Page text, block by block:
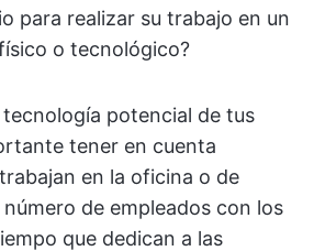
para realizar su trabajo en un
o tecnológico?
potencial de tus
tener en cuenta
en la oficina o de
de empleados con los
que dedican a las